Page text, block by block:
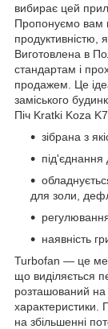
вибирає цей
Пропонуємо вам
продуктивністю,
Виготовлена в
стандартам і
продажем. Це
заміського
Піч Kratki Koza
зібрана з
для золи,
наявність
Turbofan — це
що виділяється
розташований на
характеристики.
на збільшенні